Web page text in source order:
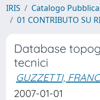
IRIS
Catalogo
01 CONTRIBUTO SU
Database
tecnici
GUZZETTI,
2007-01-01